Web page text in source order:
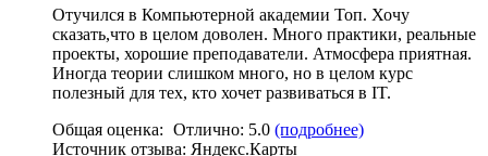
Отучился в Компьютерной академии Топ. Хочу
сказать,что в целом доволен. Много практики, реальные
проекты, хорошие преподаватели. Атмосфера приятная.
Иногда теории слишком много, но в целом курс
полезный для тех, кто хочет развиваться в IT.
Общая оценка: Отлично: 5.0 (подробнее)
Источник отзыва: Яндекс.Карты